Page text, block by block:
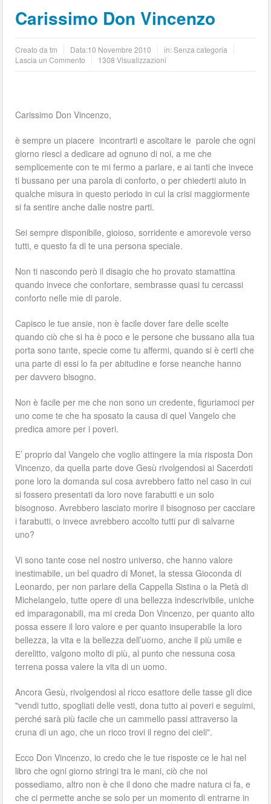
Carissimo Don Vincenzo
Creato datm Data:10 Novembre 2010
in: Senza categoria
Lascia un Commento
1308 Visualizzazioni
Carissimo Don Vincenzo,
è sempre un piacere incontrarti e ascoltare le parole che ogni
giorno riesci a dedicare ad ognuno di noi, a me che
semplicemente con te mi fermo a parlare, e ai tanti che invece
ti bussano per una parola di conforto, o per chiederti aiuto in
qualche misura in questo periodo in cui la crisi maggiormente
si fa sentire anche dalle nostre parti.
Sei sempre disponibile, gioioso, sorridente e amorevole verso
tutti, e questo fa di te una persona speciale.
Non ti nascondo però il disagio che ho provato stamattina
quando invece che confortare, sembrasse quasi tu cercassi
conforto nelle mie di parole.
Capisco le tue ansie, non è facile dover fare delle scelte
quando ciò che si ha è poco e le persone che bussano alla tua
porta sono tante, specie come tu affermi, quando si è certi che
una parte di essi lo fa per abitudine e forse neanche hanno
per davvero bisogno.
Non è facile per me che non sono un credente, figuriamoci per
uno come te che ha sposato la causa di quel Vangelo che
predica amore per i poveri.
E’ proprio dal Vangelo che voglio attingere la mia risposta Don
Vincenzo, da quella parte dove Gesù rivolgendosi ai Sacerdoti
pone loro la domanda sul cosa avrebbero fatto nel caso in cui
si fossero presentati da loro nove farabutti e un solo
bisognoso. Avrebbero lasciato morire il bisognoso per cacciare
i farabutti, o invece avrebbero accolto tutti pur di salvarne
uno?
Vi sono tante cose nel nostro universo, che hanno valore
inestimabile, un bel quadro di Monet, la stessa Gioconda di
Leonardo, per non parlare della Cappella Sistina o la Pietà di
Michelangelo, tutte opere di una bellezza indescrivibile, uniche
ed imparagonabili, ma mi creda Don Vincenzo, per quanto alto
possa essere il loro valore e per quanto insuperabile la loro
bellezza, la vita e la bellezza dell’uomo, anche il più umile e
derelitto, valgono molto di più, al punto che nessuna cosa
terrena possa valere la vita di un uomo.
Ancora Gesù, rivolgendosi al ricco esattore delle tasse gli dice
"vendi tutto, spogliati delle vesti, dona tutto ai poveri e seguimi,
perché sarà più facile che un cammello passi attraverso la
cruna di un ago, che un ricco trovi il regno dei cieli".
Ecco Don Vincenzo, io credo che le tue risposte ce le hai nel
libro che ogni giorno stringi tra le mani, ciò che noi
possediamo, altro non è che il dono che madre natura ci fa, e
che ci permette anche se solo per un momento di entrarne in